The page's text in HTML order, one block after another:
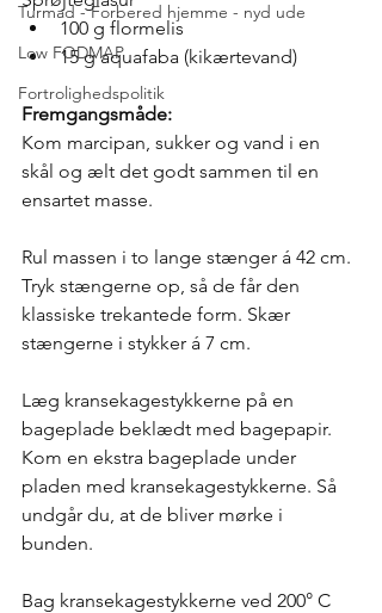
Turmad - Forbered hjemme - nyd ude
Low FODMAP
Fortrolighedspolitik
100 g flormelis
15 g aquafaba (kikærtevand)
Fremgangsmåde:
Kom marcipan, sukker og vand i en
skål og ælt det godt sammen til en
ensartet masse.
Rul massen i to lange stænger á 42 cm.
Tryk stængerne op, så de får den
klassiske trekantede form. Skær
stængerne i stykker á 7 cm.
Læg kransekagestykkerne på en
bageplade beklædt med bagepapir.
Kom en ekstra bageplade under
pladen med kransekagestykkerne. Så
undgår du, at de bliver mørke i
bunden.
Bag kransekagestykkerne ved 200° C